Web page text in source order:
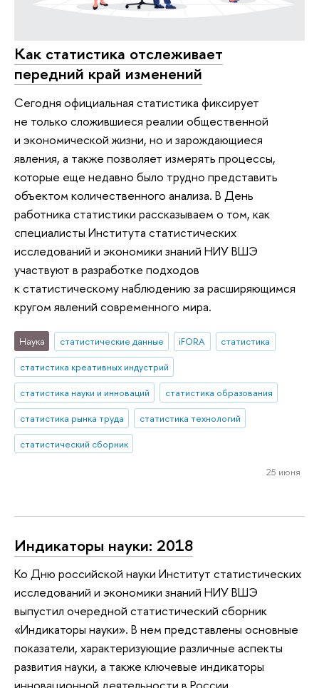
Как статистика отслеживает
передний край изменений
Сегодня официальная статистика фиксирует
не только сложившиеся реалии общественной
и экономической жизни, но и зарождающиеся
явления, а также позволяет измерять процессы,
которые еще недавно было трудно представить
объектом количественного анализа. В День
работника статистики рассказываем о том, как
специалисты Института статистических
исследований и экономики знаний НИУ ВШЭ
участвуют в разработке подходов
к статистическому наблюдению за расширяющимся
кругом явлений современного мира.
Наука статистические данные iFORA
статистика
статистика креативных индустрий
статистика науки и инноваций
статистика образования
статистика рынка труда
статистика технологий
статистический сборник
25 июня
Индикаторы науки: 2018
Ко Дню российской науки Институт статистических
исследований и экономики знаний НИУ ВШЭ
выпустил очередной статистический сборник
«Индикаторы науки». В нем представлены основные
показатели, характеризующие различные аспекты
развития науки, а также ключевые индикаторы